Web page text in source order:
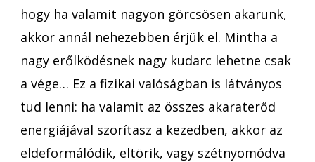
hogy ha valamit nagyon görcsösen akarunk,
akkor annál nehezebben érjük el. Mintha a
nagy erőlködésnek nagy kudarc lehetne csak
a vége… Ez a fizikai valóságban is látványos
tud lenni: ha valamit az összes akaraterőd
energiájával szorítasz a kezedben, akkor az
eldeformálódik, eltörik, vagy szétnyomódva